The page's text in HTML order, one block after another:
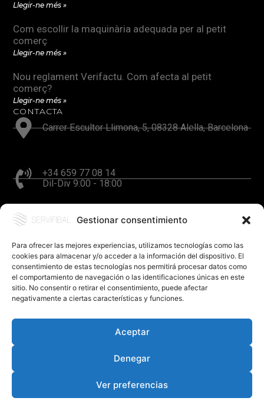
Gestionar consentimiento
Para ofrecer las mejores experiencias, utilizamos tecnologías como las
cookies para almacenar y/o acceder a la información del dispositivo. El
consentimiento de estas tecnologías nos permitirá procesar datos como
el comportamiento de navegación o las identificaciones únicas en este
sitio. No consentir o retirar el consentimiento, puede afectar
negativamente a ciertas características y funciones.
Aceptar
Denegar
Ver preferencias
Llegir-ne més »
Com escollir la maquinària adequada per al petit
comerç
Llegir-ne més »
Nou reglament Verifactu. Com afecta al petit
comerç?
Llegir-ne més »
CONTACTA
Carrer Escultor Llimona, 5, 08328 Alella, Barcelona
+34 659 77 08 14
Dil-Div 9:00 - 18:00
hola@servifibal.cat
©SERVIFIBAL S.L. – DissenyFerBcn
Política de cookies (UE)
Xarxes socials